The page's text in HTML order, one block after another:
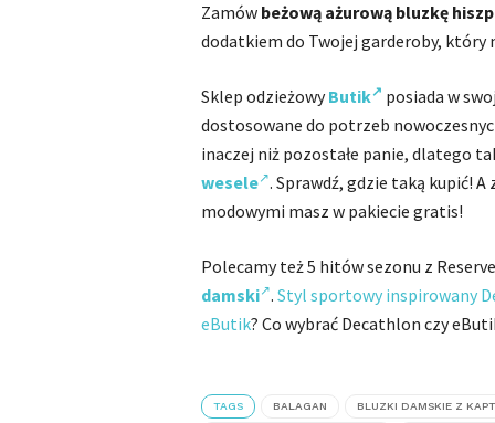
Zamów beżową ażurową bluzkę
dodatkiem do Twojej garderoby, który
Sklep odzieżowyButik
posiada w
dostosowane do potrzeb
inaczej niż pozostałe panie, dlatego
wesele . Sprawdź, gdzie taką kupić!
modowymi masz w pakiecie gratis!
Polecamy też 5 hitów sezonu z
damski . Styl sportowy inspirowany
eButik? Co wybrać Decathlon czy
TAGS BALAGAN BLUZKI DAMSKIE Z